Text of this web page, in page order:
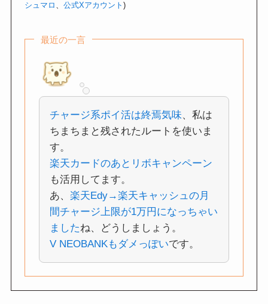
シュマロ 、公式Xアカウント)
最近の一言
チャージ系ポイ活は終焉気味、私は
ちまちまと残されたルートを使いま
す。
楽天カードのあとリボキャンペーン
も活用してます。
あ、 楽天Edy→楽天キャッシュの月
間チャージ上限が1万円になっちゃい
ましたね、どうしましょう。
V NEOBANKもダメっぽいです。